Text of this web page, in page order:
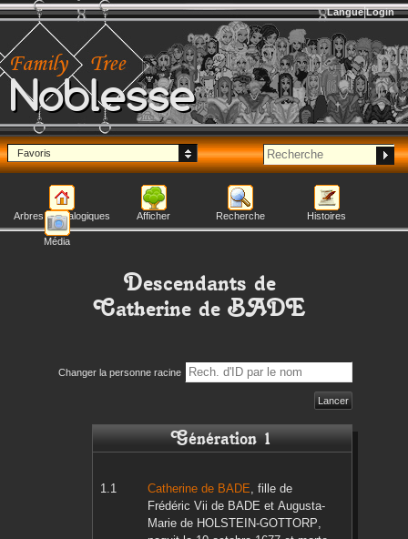
Noblesse
Langue Login
Favoris
Arbres généalogiques Afficher Recherche Histoires
Média
Descendants de
Catherine de BADE
Changer la personne racine
Génération 1
Catherinede BADE, fille de
Frédéric Vii de BADE et Augusta-
Mariede HOLSTEIN-GOTTORP,